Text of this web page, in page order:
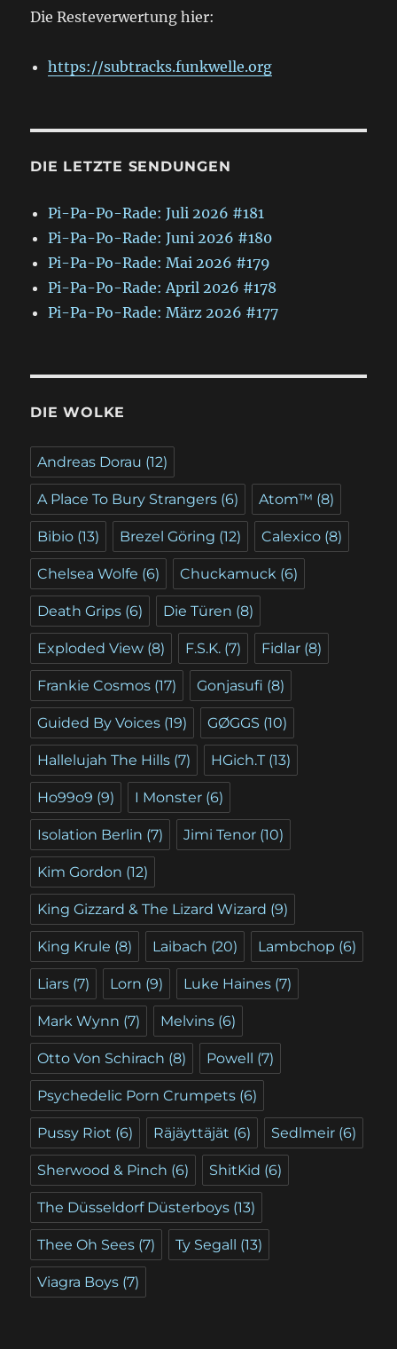
Die Resteverwertung hier:
https://subtracks.funkwelle.org
DIE LETZTE SENDUNGEN
Pi-Pa-Po-Rade: Juli 2026 #181
Pi-Pa-Po-Rade: Juni 2026 #180
Pi-Pa-Po-Rade: Mai 2026 #179
Pi-Pa-Po-Rade: April 2026 #178
Pi-Pa-Po-Rade: März 2026 #177
DIE WOLKE
Andreas Dorau (12)
A Place To Bury Strangers (6) Atom™ (8)
Bibio (13) Brezel Göring (12) Calexico (8)
Chelsea Wolfe (6) Chuckamuck (6)
Death Grips (6) Die Türen (8)
Exploded View (8) F.S.K. (7) Fidlar (8)
Frankie Cosmos (17) Gonjasufi (8)
Guided By Voices (19) GØGGS (10)
Hallelujah The Hills (7) HGich.T (13)
Ho99o9 (9) I Monster (6)
Isolation Berlin (7) Jimi Tenor (10)
Kim Gordon (12)
King Gizzard & The Lizard Wizard (9)
King Krule (8) Laibach (20) Lambchop (6)
Liars (7) Lorn (9) Luke Haines (7)
Mark Wynn (7) Melvins (6)
Otto Von Schirach (8) Powell (7)
Psychedelic Porn Crumpets (6)
Pussy Riot (6) Räjäyttäjät (6) Sedlmeir (6)
Sherwood & Pinch (6) ShitKid (6)
The Düsseldorf Düsterboys (13)
Thee Oh Sees (7) Ty Segall (13)
Viagra Boys (7)